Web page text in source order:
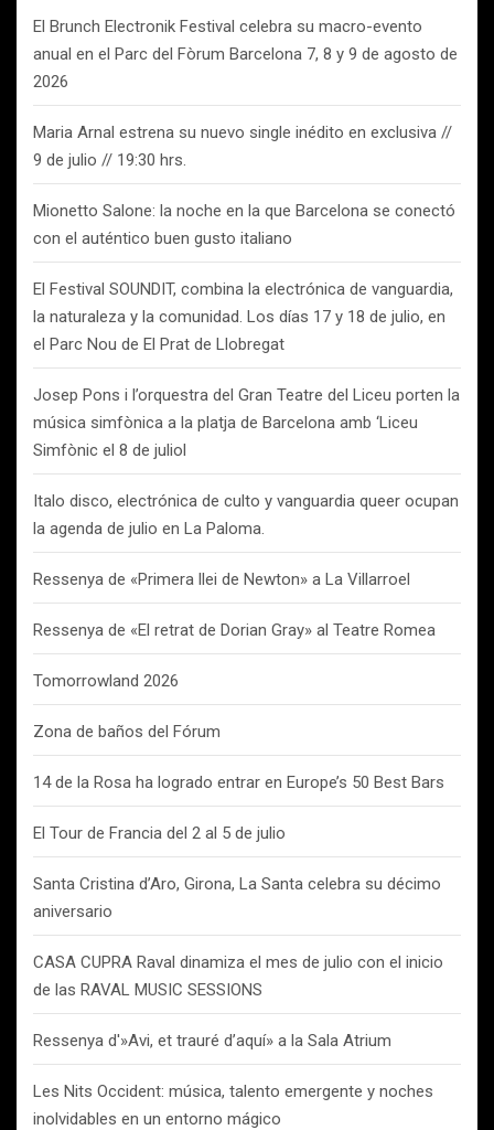
El Brunch Electronik Festival celebra su macro-evento
anual en el Parc del Fòrum Barcelona 7, 8 y 9 de agosto de
2026
Maria Arnal estrena su nuevo single inédito en exclusiva //
9 de julio // 19:30 hrs.
Mionetto Salone: la noche en la que Barcelona se conectó
con el auténtico buen gusto italiano
El Festival SOUNDIT, combina la electrónica de vanguardia,
la naturaleza y la comunidad. Los días 17 y 18 de julio, en
el Parc Nou de El Prat de Llobregat
Josep Pons i l’orquestra del Gran Teatre del Liceu porten la
música simfònica a la platja de Barcelona amb ‘Liceu
Simfònic el 8 de juliol
Italo disco, electrónica de culto y vanguardia queer ocupan
la agenda de julio en La Paloma.
Ressenya de «Primera llei de Newton» a La Villarroel
Ressenya de «El retrat de Dorian Gray» al Teatre Romea
Tomorrowland 2026
Zona de baños del Fórum
14 de la Rosa ha logrado entrar en Europe’s 50 Best Bars
El Tour de Francia del 2 al 5 de julio
Santa Cristina d’Aro, Girona, La Santa celebra su décimo
aniversario
CASA CUPRA Raval dinamiza el mes de julio con el inicio
de las RAVAL MUSIC SESSIONS
Ressenya d'»Avi, et trauré d’aquí» a la Sala Atrium
Les Nits Occident: música, talento emergente y noches
inolvidables en un entorno mágico